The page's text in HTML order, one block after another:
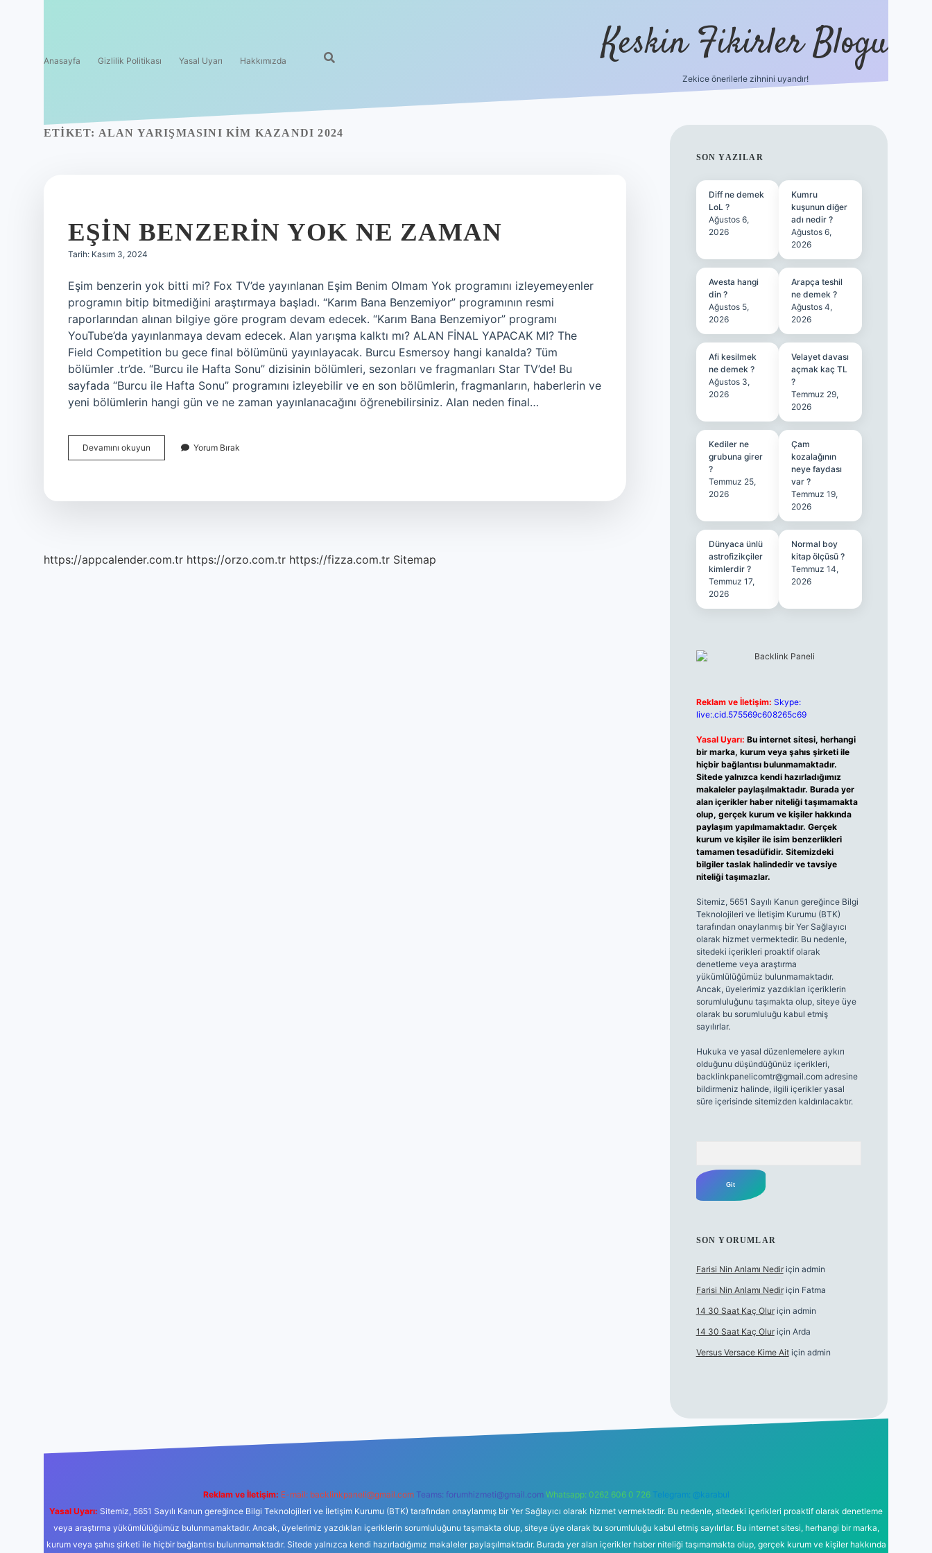
Anasayfa Gizlilik Politikası Yasal Uyarı Hakkımızda Keskin Fikirler Blogu
Zekice önerilerle zihnini uyandır!
ETIKET: ALAN YARIŞMASINI KIM KAZANDI 2024
EŞIN BENZERIN YOK NE ZAMAN
Tarih: Kasım 3, 2024
Eşim benzerin yok bitti mi? Fox TV’de yayınlanan Eşim Benim Olmam Yok programını izleyemeyenler
programın bitip bitmediğini araştırmaya başladı. “Karım Bana Benzemiyor” programının resmi
raporlarından alınan bilgiye göre program devam edecek. “Karım Bana Benzemiyor” programı
YouTube’da yayınlanmaya devam edecek. Alan yarışma kalktı mı? ALAN FİNAL YAPACAK MI? The
Field Competition bu gece final bölümünü yayınlayacak. Burcu Esmersoy hangi kanalda? Tüm
bölümler .tr’de. “Burcu ile Hafta Sonu” dizisinin bölümleri, sezonları ve fragmanları Star TV’de! Bu
sayfada “Burcu ile Hafta Sonu” programını izleyebilir ve en son bölümlerin, fragmanların, haberlerin ve
yeni bölümlerin hangi gün ve ne zaman yayınlanacağını öğrenebilirsiniz. Alan neden final…
Devamını okuyun
Benzerin
Yorum Bırak
https://appcalender.com.tr https://orzo.com.tr https://fizza.com.tr Sitemap
SIDEBAR
SON YAZILAR
Diff ne demek
LoL ?
Ağustos 6,
2026
Kumru
kuşunun diğer
adı nedir ?
Ağustos 6,
2026
Avesta hangi
din ?
Ağustos 5,
2026
Arapça teshil
ne demek ?
Ağustos 4,
2026
Afi kesilmek
ne demek ?
Ağustos 3,
2026
Velayet davası
açmak kaç TL
?
Temmuz 29,
2026
Kediler ne
grubuna girer
?
Temmuz 25,
2026
Çam
kozalağının
neye faydası
var ?
Temmuz 19,
2026
Dünyaca ünlü
astrofizikçiler
kimlerdir ?
Temmuz 17,
2026
Normal boy
kitap ölçüsü ?
Temmuz 14,
2026
Reklam ve İletişim: Skype:
live:.cid.575569c608265c69
Yasal Uyarı: Bu internet sitesi, herhangi
bir marka, kurum veya şahıs şirketi ile
hiçbir bağlantısı bulunmamaktadır.
Sitede yalnızca kendi hazırladığımız
makaleler paylaşılmaktadır. Burada yer
alan içerikler haber niteliği taşımamakta
olup, gerçek kurum ve kişiler hakkında
paylaşım yapılmamaktadır. Gerçek
kurum ve kişiler ile isim benzerlikleri
tamamen tesadüfidir. Sitemizdeki
bilgiler taslak halindedir ve tavsiye
niteliği taşımazlar.
Sitemiz, 5651 Sayılı Kanun gereğince Bilgi
Teknolojileri ve İletişim Kurumu (BTK)
tarafından onaylanmış bir Yer Sağlayıcı
olarak hizmet vermektedir. Bu nedenle,
sitedeki içerikleri proaktif olarak
denetleme veya araştırma
yükümlülüğümüz bulunmamaktadır.
Ancak, üyelerimiz yazdıkları içeriklerin
sorumluluğunu taşımakta olup, siteye üye
olarak bu sorumluluğu kabul etmiş
sayılırlar.
Hukuka ve yasal düzenlemelere aykırı
olduğunu düşündüğünüz içerikleri,
backlinkpanelicomtr@gmail.comadresine
bildirmeniz halinde, ilgili içerikler yasal
süre içerisinde sitemizden kaldırılacaktır.
SON YORUMLAR
Farisi Nin Anlamı Nediriçin admin
Farisi Nin Anlamı Nediriçin Fatma
14 30 Saat Kaç Oluriçin admin
14 30 Saat Kaç Oluriçin Arda
Versus Versace Kime Aitiçin admin
Reklam ve İletişim: E-mail: backlinkpaneli@gmail.com Teams: forumhizmeti@gmail.com Whatsapp: 0262 606 0 726 Telegram: @karabul
Yasal Uyarı: Sitemiz, 5651 Sayılı Kanun gereğince Bilgi Teknolojileri ve İletişim Kurumu (BTK) tarafından onaylanmış bir Yer Sağlayıcı olarak hizmet vermektedir. Bu nedenle, sitedeki içerikleri proaktif olarak denetleme
veya araştırma yükümlülüğümüz bulunmamaktadır. Ancak, üyelerimiz yazdıkları içeriklerin sorumluluğunu taşımakta olup, siteye üye olarak bu sorumluluğu kabul etmiş sayılırlar. Bu internet sitesi, herhangi bir marka,
kurum veya şahıs şirketi ile hiçbir bağlantısı bulunmamaktadır. Sitede yalnızca kendi hazırladığımız makaleler paylaşılmaktadır. Burada yer alan içerikler haber niteliği taşımamakta olup, gerçek kurum ve kişiler hakkında